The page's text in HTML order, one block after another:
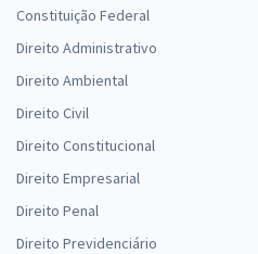
Constituição Federal
Direito Administrativo
Direito Ambiental
Direito Civil
Direito Constitucional
Direito Empresarial
Direito Penal
Direito Previdenciário